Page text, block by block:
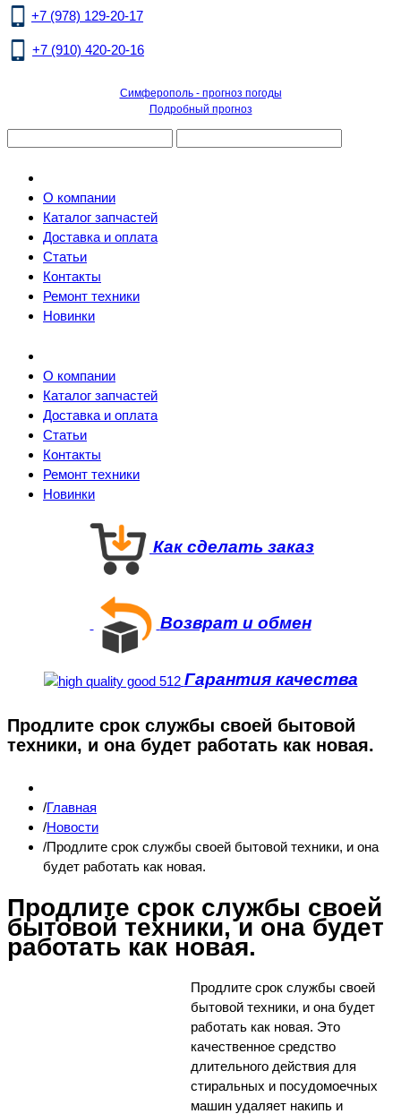
+7 (978) 129-20-17
+7 (910) 420-20-16
Симферополь - прогноз погоды
Подробный прогноз
О компании
Каталог запчастей
Доставка и оплата
Статьи
Контакты
Ремонт техники
Новинки
О компании
Каталог запчастей
Доставка и оплата
Статьи
Контакты
Ремонт техники
Новинки
Как сделать заказ
Возврат и обмен
Гарантия качества
Продлите срок службы своей бытовой
техники, и она будет работать как новая.
Главная
Новости
Продлите срок службы своей бытовой техники, и она
будет работать как новая.
Продлите срок службы своей
бытовой техники, и она будет
работать как новая.
Продлите срок службы своей
бытовой техники, и она будет
работать как новая. Это
качественное средство
длительного действия для
стиральных и посудомоечных
машин удаляет накипь и